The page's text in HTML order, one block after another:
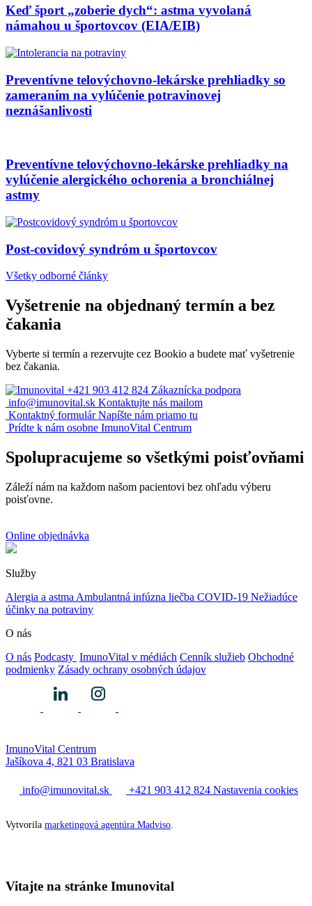
Keď šport „zoberie dych“: astma vyvolaná
námahou u športovcov (EIA/EIB)
Preventívne telovýchovno-lekárske prehliadky so
zameraním na vylúčenie potravinovej
neznášanlivosti
Preventívne telovýchovno-lekárske prehliadky na
vylúčenie alergického ochorenia a bronchiálnej
astmy
Post-covidový syndróm u športovcov
Všetky odborné články
Vyšetrenie na objednaný termín a bez
čakania
Vyberte si termín a rezervujte cez Bookio a budete mať vyšetrenie
bez čakania.
+421 903 412 824 Zákaznícka podpora
info@imunovital.sk Kontaktujte nás mailom
Kontaktný formulár Napíšte nám priamo tu
Prídte k nám osobne ImunoVital Centrum
Spolupracujeme so všetkými poisťovňami
Záleží nám na každom našom pacientovi bez ohľadu výberu
poisťovne.
Online objednávka
Služby
Alergia a astma Ambulantná infúzna liečba COVID-19 Nežiadúce
účinky na potraviny
O nás
O nás Podcasty ImunoVital v médiách Cenník služieb Obchodné
podmienky Zásady ochrany osobných údajov
ImunoVital Centrum
Jašíkova 4, 821 03 Bratislava
info@imunovital.sk +421 903 412 824 Nastavenia cookies
Vytvorila marketingová agentúra Madviso
Vitajte na stránke Imunovital